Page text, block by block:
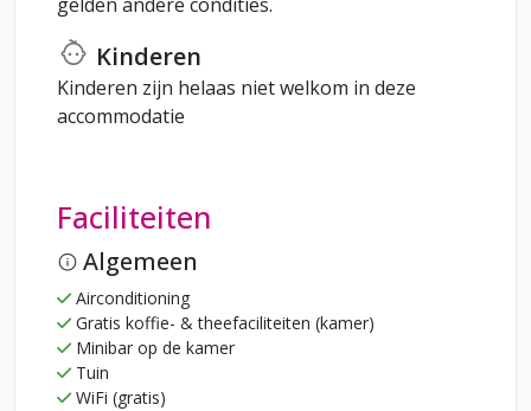
Kinderen
Kinderen zijn helaas niet welkom in deze
accommodatie
Faciliteiten
Algemeen
Airconditioning
Gratis koffie- & theefaciliteiten (kamer)
Minibar op de kamer
Tuin
WiFi (gratis)